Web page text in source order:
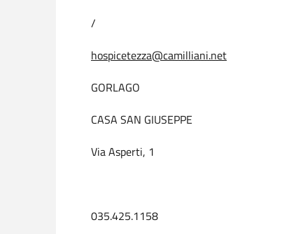
/
hospicetezza@camilliani.net
GORLAGO
CASA SAN GIUSEPPE
Via Asperti, 1
035.425.1158